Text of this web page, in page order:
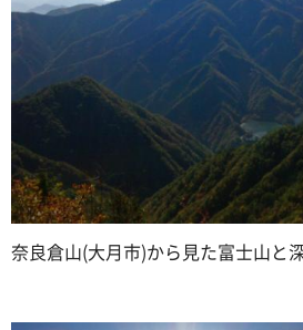
奈良倉山(大月市)から見た富士山と